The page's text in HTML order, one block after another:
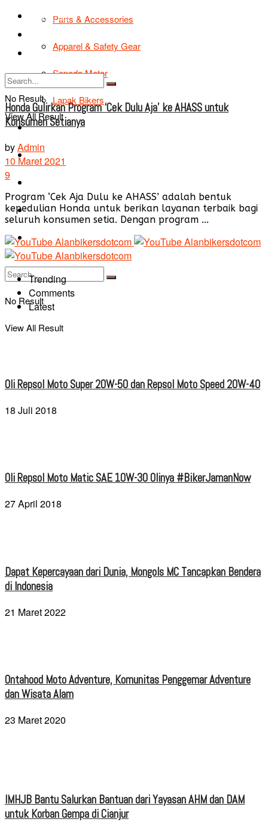
Parts & Accessories
Apparel & Safety Gear
Sepeda Motor
Lapak Bikers
Agenda
Road Safety
Bikers Cars
Tentang Kami
No Result
View All Result
TIPS & TRIK
Tentang Kami
No Result
View All Result
Honda Gulirkan Program ‘Cek Dulu Aja’ ke AHASS untuk
Konsumen Setianya
byAdmin
10 Maret 2021
9
Program ‘Cek Aja Dulu ke AHASS’ adalah bentuk
kepedulian Honda untuk berikan layanan terbaik bagi
seluruh konsumen setia. Dengan program ...
Trending
Comments
Latest
Oli Repsol Moto Super 20W-50 dan Repsol Moto Speed 20W-40
18 Juli 2018
Oli Repsol Moto Matic SAE 10W-30 Olinya #BikerJamanNow
27 April 2018
Dapat Kepercayaan dari Dunia, Mongols MC Tancapkan Bendera
di Indonesia
21 Maret 2022
Ontahood Moto Adventure, Komunitas Penggemar Adventure
dan Wisata Alam
23 Maret 2020
IMHJB Bantu Salurkan Bantuan dari Yayasan AHM dan DAM
untuk Korban Gempa di Cianjur